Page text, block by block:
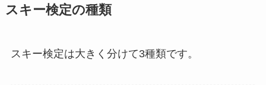
スキー検定の種類
スキー検定は大きく分けて3種類です。